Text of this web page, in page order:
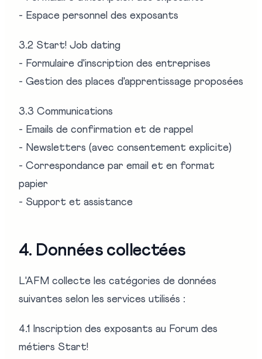
- Espace personnel des exposants
3.2 Start! Job dating
- Formulaire d'inscription des entreprises
- Gestion des places d'apprentissage proposées
3.3 Communications
- Emails de confirmation et de rappel
- Newsletters (avec consentement explicite)
- Correspondance par email et en format
papier
- Support et assistance
4. Données collectées
L'AFM collecte les catégories de données
suivantes selon les services utilisés :
4.1 Inscription des exposants au Forum des
métiers Start!